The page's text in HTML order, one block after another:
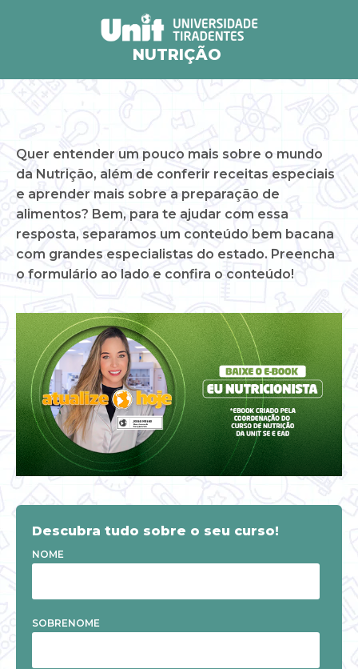
NUTRIÇÃO
Quer entender um pouco mais sobre o mundo
da Nutrição, além de conferir receitas especiais
e aprender mais sobre a preparação de
alimentos? Bem, para te ajudar com essa
resposta, separamos um conteúdo bem bacana
com grandes especialistas do estado. Preencha
o formulário ao lado e confira o conteúdo!
Descubra tudo sobre o seu curso!
NOME
SOBRENOME